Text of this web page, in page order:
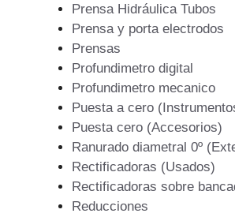
Prensa Hidráulica Tubos
Prensa y porta electrodos
Prensas
Profundimetro digital
Profundimetro mecanico
Puesta a cero
Puesta cero (Accesorios)
Ranurado diametral 0º
Rectificadoras (Usados)
Rectificadoras sobre
Reducciones